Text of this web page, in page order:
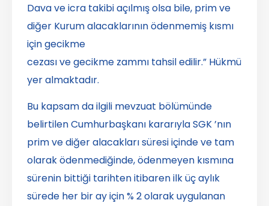
Dava ve icra takibi açılmış olsa bile, prim ve
diğer Kurum alacaklarının ödenmemiş kısmı
için gecikme
cezası ve gecikme zammı tahsil edilir.” Hükmü
yer almaktadır.
Bu kapsam da ilgili mevzuat bölümünde
belirtilen Cumhurbaşkanı kararıyla SGK ’nın
prim ve diğer alacakları süresi içinde ve tam
olarak ödenmediğinde, ödenmeyen kısmına
sürenin bittiği tarihten itibaren ilk üç aylık
sürede her bir ay için % 2 olarak uygulanan